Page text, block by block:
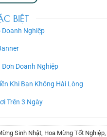
BIỆT
Doanh Nghiệp
Đơn Doanh Nghiệp
Khi Bạn Không Hài Lòng
Trên 3 Ngày
Sinh Nhật Hoa Mừng Tốt Nghiệp